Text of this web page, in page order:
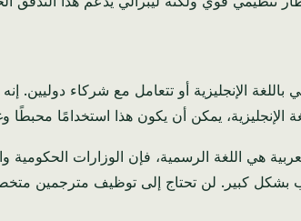
الإنجليزية أو تتعامل مع شركاء دوليين.
الإنجليزية، يمكن أن يكون هذا استخدامًا محبطًا
هي اللغة الرسمية، فإن الوزارات الحكومية
بشكل كبير. لن تحتاج إلى توظيف مترجمين